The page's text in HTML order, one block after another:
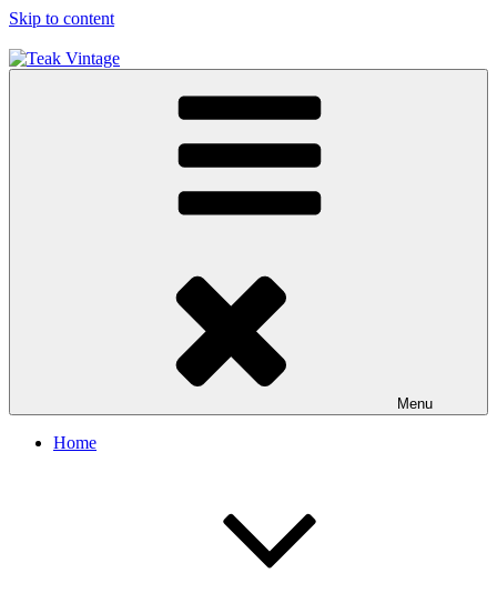
Skip to content
Jual Kursi Meja Kayu Jati Restoran / Cafe , Hotel
Menu
Home